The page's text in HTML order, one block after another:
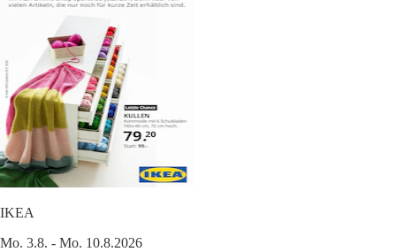
IKEA
Mo. 3.8. - Mo. 10.8.2026